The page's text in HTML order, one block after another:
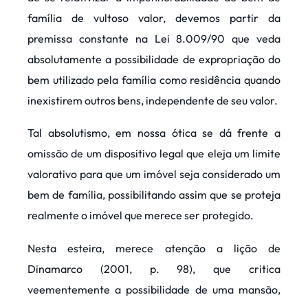
família de vultoso valor, devemos partir da
premissa constante na Lei 8.009/90 que veda
absolutamente a possibilidade de expropriação do
bem utilizado pela família como residência quando
inexistirem outros bens, independente de seu valor.
Tal absolutismo, em nossa ótica se dá frente a
omissão de um dispositivo legal que eleja um limite
valorativo para que um imóvel seja considerado um
bem de família, possibilitando assim que se proteja
realmente o imóvel que merece ser protegido.
Nesta esteira, merece atenção a lição de
Dinamarco (2001, p. 98), que critica
veementemente a possibilidade de uma mansão,